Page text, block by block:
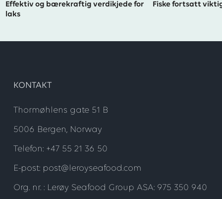
Effektiv og bærekraftig verdikjede for
laks
Fiske fortsatt
KONTAKT
Thormøhlens gate 51 B
5006 Bergen, Norway
Telefon: +47 55 21 36 50
E-post: post@leroyseafood.com
Org. nr. : Lerøy Seafood Group ASA: 975 350 940